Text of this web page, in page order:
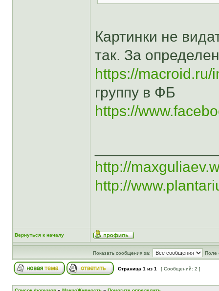
Картинки не
так. За
https://
группу в ФБ
https://
http://
http://
Вернуться к началу
Показать сообщения за: Поле
Страница 1 из 1 [ Сообщений: 2 ]